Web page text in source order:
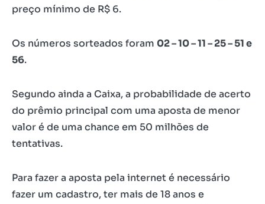
preço mínimo de R$ 6.
Os números sorteados foram 02 – 10 – 11 – 25 – 51 e
56.
Segundo ainda a Caixa, a probabilidade de acerto
do prêmio principal com uma aposta de menor
valor é de uma chance em 50 milhões de
tentativas.
Para fazer a aposta pela internet é necessário
fazer um cadastro, ter mais de 18 anos e